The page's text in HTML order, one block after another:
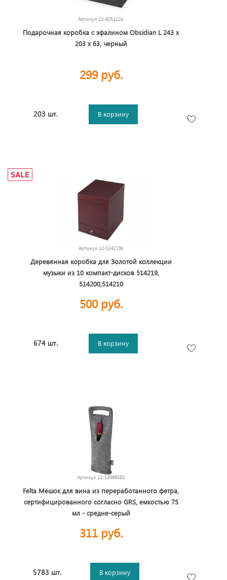
Артикул 12-625112p
Подарочная коробка с эфалином Obsidian L 243 х
203 х 63, черный
299 руб.
203 шт. В корзину
Артикул 12-514219k
Деревянная коробка для Золотой коллекции
музыки из 10 компакт-дисков 514219,
514200,514210
500 руб.
674 шт. В корзину
Артикул 12-12066582
Felta Мешок для вина из переработанного фетра,
сертифицированного согласно GRS, емкостью 75
мл - средне-серый
311 руб.
5783 шт. В корзину